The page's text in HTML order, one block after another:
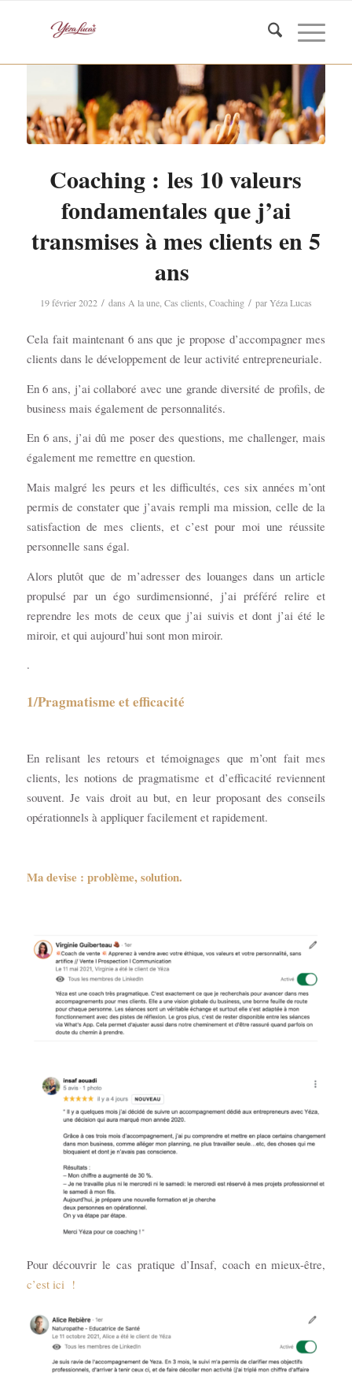
Coaching : les 10 valeurs
fondamentales que j’ai
transmises à mes clients en 5
ans
19 février 2022 / dans A la une, Cas clients Coaching / parYéza Lucas
Cela fait maintenant 6 ans que je propose d’accompagner mes
clients dans le développement de leur activité entrepreneuriale.
En 6 ans, j’ai collaboré avec une grande diversité de profils, de
business mais également de personnalités.
En 6 ans, j’ai dû me poser des questions, me challenger, mais
également me remettre en question.
Mais malgré les peurs et les difficultés, ces six années m’ont
permis de constater que j’avais rempli ma mission, celle de la
satisfaction de mes clients, et c’est pour moi une réussite
personnelle sans égal.
Alors plutôt que de m’adresser des louanges dans un article
propulsé par un égo surdimensionné, j’ai préféré relire et
reprendre les mots de ceux que j’ai suivis et dont j’ai été le
miroir, et qui aujourd’hui sont mon miroir.
.
1/Pragmatisme et efficacité
En relisant les retours et témoignages que m’ont fait mes
clients, les notions de pragmatisme et d’efficacité reviennent
souvent. Je vais droit au but, en leur proposant des conseils
opérationnels à appliquer facilement et rapidement.
Ma devise : problème, solution.
Pour découvrir le cas pratique d’Insaf, coach en mieux-être,
c’est ici !